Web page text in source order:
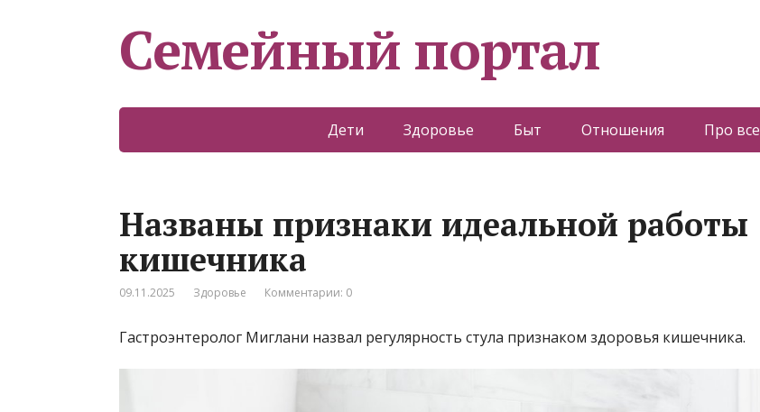
Семейный портал
Дети Здоровье Быт Отношения Про все
Названы признаки идеальной работы
кишечника
09.11.2025 Здоровье Комментарии: 0
Гастроэнтеролог Миглани назвал регулярность стула признаком здоровья кишечника.